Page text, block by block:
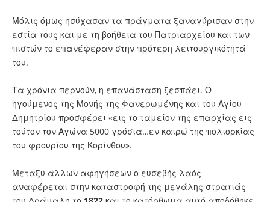
Μόλις όμως ησύχασαν τα πράγματα ξαναγύρισαν στην
εστία τους και με τη βοήθεια του Πατριαρχείου και των
πιστών το επανέφεραν στην πρότερη λειτουργικότητά
του.
Τα χρόνια περνούν, η επανάσταση ξεσπάει. Ο
ηγούμενος της Μονής της Φανερωμένης και του Αγίου
Δημητρίου προσφέρει «εις το ταμείον της επαρχίας εις
τούτον τον Αγώνα 5000 γρόσια…εν καιρώ της πολιορκίας
του φρουρίου της Κορίνθου».
Μεταξύ άλλων αφηγήσεων ο ευσεβής λαός
αναφέρεται στην καταστροφή της μεγάλης στρατιάς